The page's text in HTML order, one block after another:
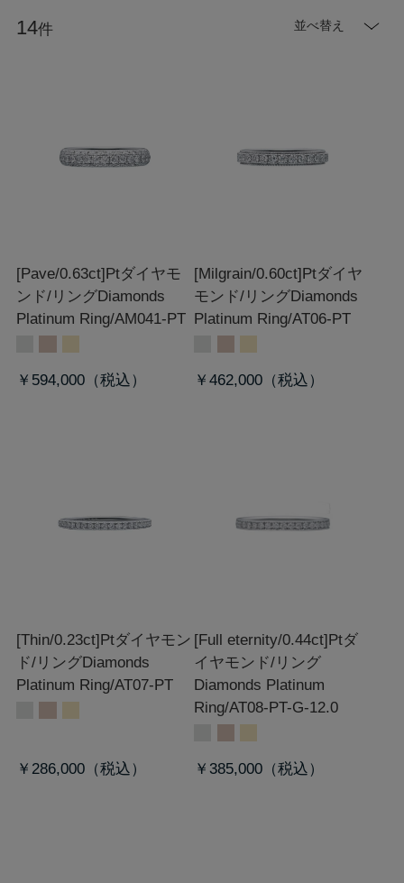
並べ替え
14件
[Pave/0.63ct]Ptダイヤモ
ンド/リングDiamonds
Platinum Ring/AM041-PT
￥594,000
[Milgrain/0.60ct]Ptダイヤ
モンド/リングDiamonds
Platinum Ring/AT06-PT
￥462,000
[Thin/0.23ct]Ptダイヤモン
ド/リングDiamonds
Platinum Ring/AT07-PT
￥286,000
[Full eternity/0.44ct]Ptダ
イヤモンド/リング
Diamonds Platinum
Ring/AT08-PT-G-12.0
￥385,000